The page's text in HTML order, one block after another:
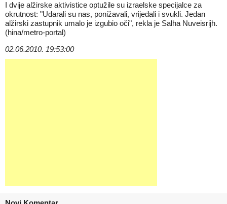
I dvije alžirske aktivistice optužile su izraelske specijalce za
okrutnost: "Udarali su nas, ponižavali, vrijeđali i svukli. Jedan
alžirski zastupnik umalo je izgubio oči", rekla je Salha Nuveisrijh.
(hina/metro-portal)
02.06.2010. 19:53:00